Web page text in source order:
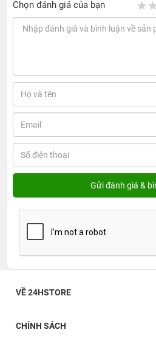
Chọn đánh giá của bạn
VỀ 24HSTORE
CHÍNH SÁCH